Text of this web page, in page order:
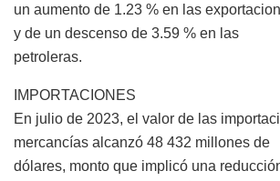
un aumento de 1.23 % en las
y de un descenso de 3.59 % en las
petroleras.
IMPORTACIONES
En julio de 2023, el valor de las
mercancías alcanzó 48 432 millones de
dólares, monto que implicó una